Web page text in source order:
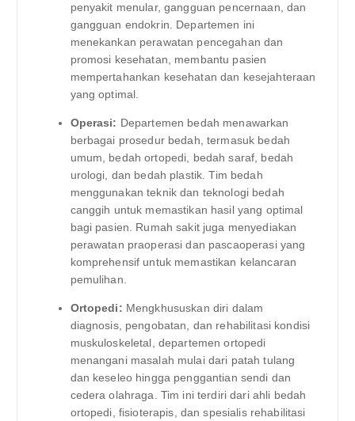
penyakit menular, gangguan pencernaan, dan
gangguan endokrin. Departemen ini
menekankan perawatan pencegahan dan
promosi kesehatan, membantu pasien
mempertahankan kesehatan dan kesejahteraan
yang optimal.
Operasi: Departemen bedah menawarkan
berbagai prosedur bedah, termasuk bedah
umum, bedah ortopedi, bedah saraf, bedah
urologi, dan bedah plastik. Tim bedah
menggunakan teknik dan teknologi bedah
canggih untuk memastikan hasil yang optimal
bagi pasien. Rumah sakit juga menyediakan
perawatan praoperasi dan pascaoperasi yang
komprehensif untuk memastikan kelancaran
pemulihan.
Ortopedi: Mengkhususkan diri dalam
diagnosis, pengobatan, dan rehabilitasi kondisi
muskuloskeletal, departemen ortopedi
menangani masalah mulai dari patah tulang
dan keseleo hingga penggantian sendi dan
cedera olahraga. Tim ini terdiri dari ahli bedah
ortopedi, fisioterapis, dan spesialis rehabilitasi